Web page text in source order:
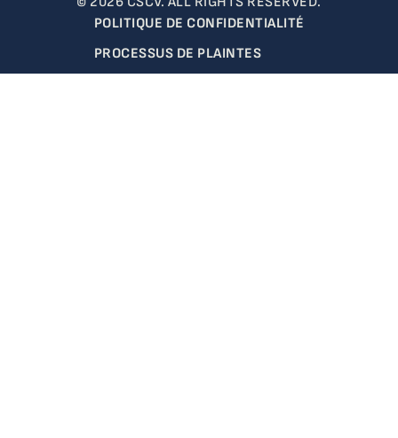
POLITIQUE DE CONFIDENTIALITÉ
PROCESSUS DE PLAINTES